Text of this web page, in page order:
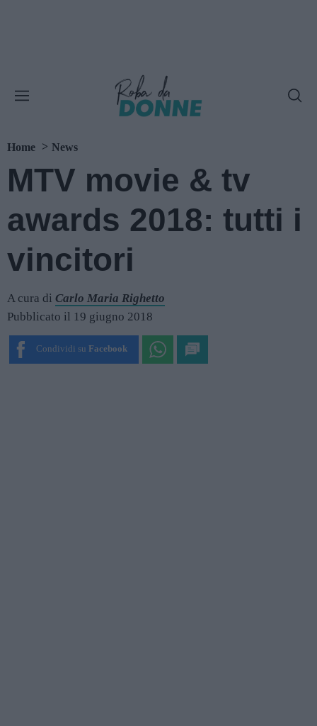
Home News
MTV movie & tv
awards 2018: tutti i
vincitori
A cura di Carlo Maria Righetto
Pubblicato il 19 giugno 2018
Condividi su Facebook